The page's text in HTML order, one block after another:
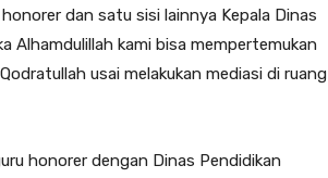
dan satu sisi lainnya Kepala Dinas
Alhamdulillah kami bisa mempertemukan
usai melakukan mediasi di ruang
honorer dengan Dinas Pendidikan